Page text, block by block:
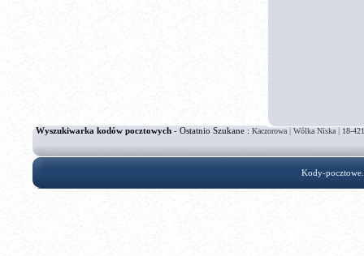
Wyszukiwarka kodów pocztowych - Ostatnio Szukane : Kaczorowa|Wólka Niska|18-421
Kody-